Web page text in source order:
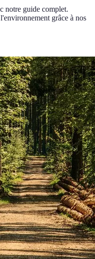
notre guide complet.
grâce à nos